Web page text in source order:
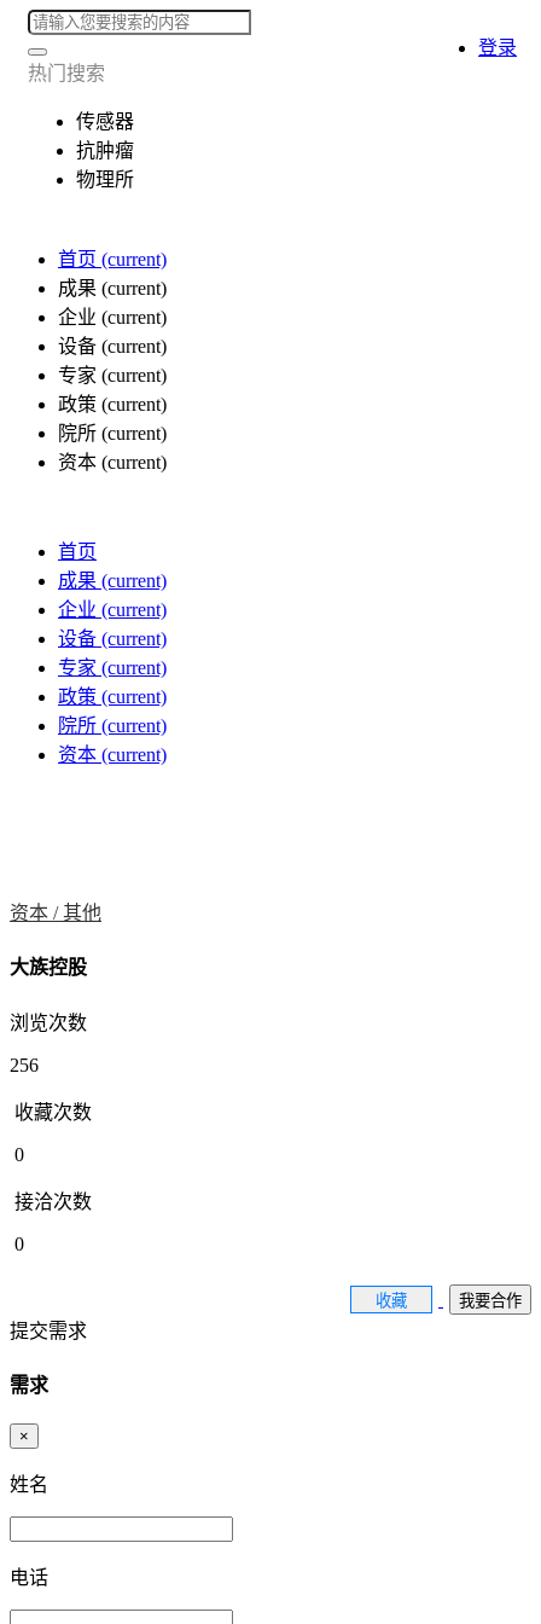
热门搜索
传感器
抗肿瘤
物理所
首页 (current)
成果 (current)
企业 (current)
设备 (current)
专家 (current)
政策 (current)
院所 (current)
资本 (current)
登录
首页
成果 (current)
企业 (current)
设备 (current)
专家 (current)
政策 (current)
院所 (current)
资本 (current)
资本 /其他
大族控股
浏览次数
256
收藏次数
0
接洽次数
0
收藏 我要合作
提交需求
需求
×
姓名
电话